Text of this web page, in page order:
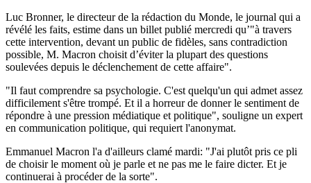
Luc Bronner, le directeur de la rédaction du Monde, le journal qui a
révélé les faits, estime dans un billet publié mercredi qu’"à travers
cette intervention, devant un public de fidèles, sans contradiction
possible, M. Macron choisit d’éviter la plupart des questions
soulevées depuis le déclenchement de cette affaire".
"Il faut comprendre sa psychologie. C'est quelqu'un qui admet assez
difficilement s'être trompé. Et il a horreur de donner le sentiment de
répondre à une pression médiatique et politique", souligne un expert
en communication politique, qui requiert l'anonymat.
Emmanuel Macron l'a d'ailleurs clamé mardi: "J'ai plutôt pris ce pli
de choisir le moment où je parle et ne pas me le faire dicter. Et je
continuerai à procéder de la sorte".